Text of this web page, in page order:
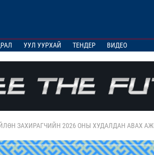
УУЛ УУРХАЙ ТЕНДЕР ВИДЕО
ЗАХИРАГЧИЙН 2026 ОНЫ ХУДАЛДАН АВАХ